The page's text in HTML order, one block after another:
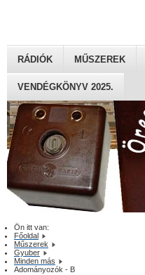
RÁDIÓK MŰSZEREK
VENDÉGKÖNYV 2025.
Ön itt van:
Főoldal
Műszerek
Gyuber
Minden más
Adományozók - B